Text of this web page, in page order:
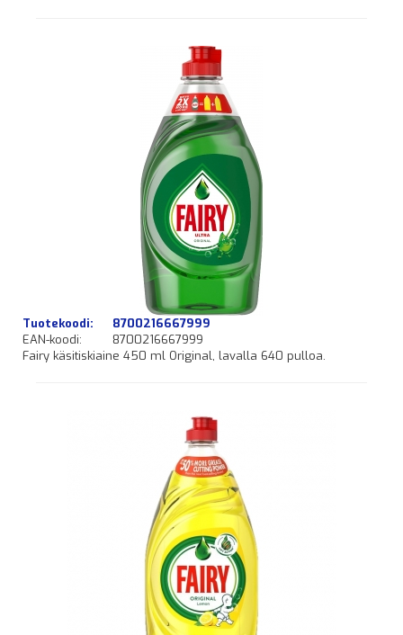
Tuotekoodi:
8700216667999
EAN-koodi:
8700216667999
Fairy käsitiskiaine 450 ml Original, lavalla 640 pulloa.